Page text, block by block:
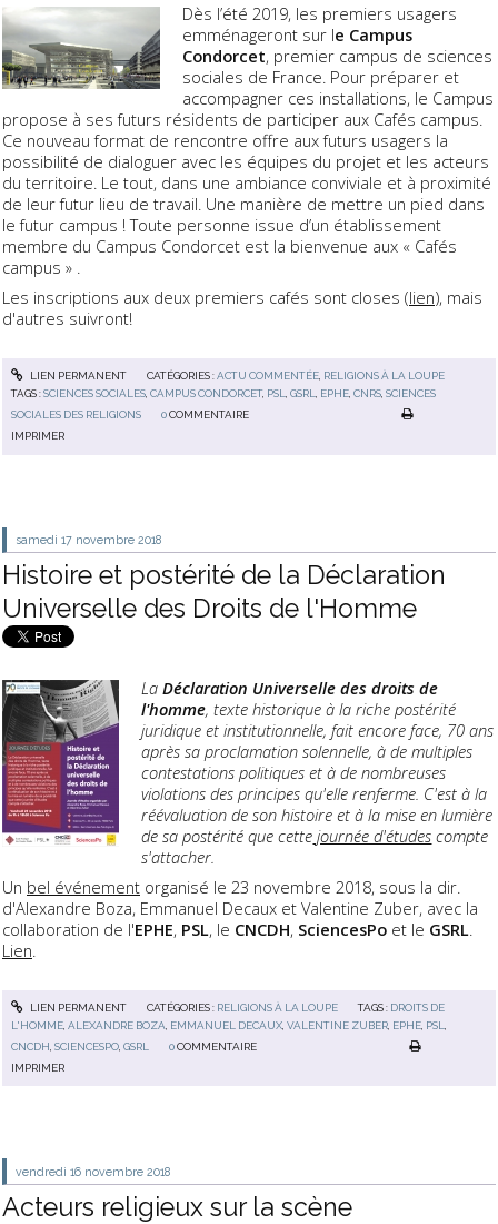
Dès l’été 2019, les premiers usagers
emménageront sur le Campus
Condorcet, premier campus de sciences
sociales de France. Pour préparer et
accompagner ces installations, le Campus
propose à ses futurs résidents de participer aux Cafés campus.
Ce nouveau format de rencontre offre aux futurs usagers la
possibilité de dialoguer avec les équipes du projet et les acteurs
du territoire. Le tout, dans une ambiance conviviale et à proximité
de leur futur lieu de travail. Une manière de mettre un pied dans
le futur campus ! Toute personne issue d’un établissement
membre du Campus Condorcet est la bienvenue aux « Cafés
campus » .
Les inscriptions aux deux premiers cafés sont closes (lien), mais
d'autres suivront!
LIEN PERMANENT CATÉGORIES :ACTU COMMENTÉE, RELIGIONS À LA LOUPE
TAGS :SCIENCES SOCIALES,CAMPUS CONDORCET, PSL,GSRL, EPHE,CNRS,SCIENCES
SOCIALES DES RELIGIONS
0 COMMENTAIRE
IMPRIMER
samedi 17 novembre 2018
Histoire et postérité de la Déclaration
Universelle des Droits de l'Homme
LaDéclaration Universelle des droits de
l'homme, texte historique à la riche postérité
juridique et institutionnelle, fait encore face, 70 ans
après sa proclamation solennelle, à de multiples
contestations politiques et à de nombreuses
violations des principes qu'elle renferme. C'est à la
réévaluation de son histoire et à la mise en lumière
de sa postérité que cette journée d'études compte
s'attacher.
Un bel événement organisé le 23 novembre 2018, sous la dir.
d'Alexandre Boza, Emmanuel Decaux et Valentine Zuber, avec la
collaboration de l'EPHE, PSL, le CNCDH, SciencesPo et le GSRL
Lien
LIEN PERMANENT CATÉGORIES : RELIGIONS À LA LOUPE TAGS : DROITS DE
L'HOMME,ALEXANDRE BOZA, EMMANUEL DECAUX,VALENTINE ZUBER, EPHE, PSL,
CNCDH ,SCIENCESPO ,GSRL 0 COMMENTAIRE
IMPRIMER
vendredi 16 novembre 2018
Acteurs religieux sur la scène